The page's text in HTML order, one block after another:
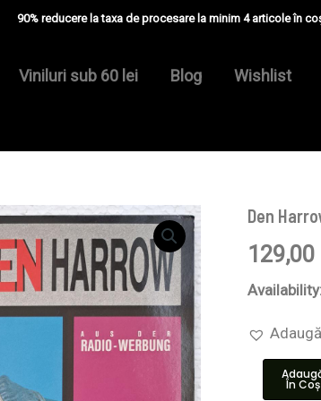
90% reducere la taxa de procesare la minim 4 articole în
Viniluri sub 60 lei Blog Wishlist
Den
129,00
Availability:
Cantitate
Harrow
–
The
Den
Harrow
În Coș